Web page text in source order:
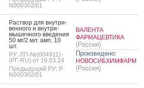
N000302/01
Рас­твор для внут­ри­
вен­но­го и внут­ри­
мышеч­но­го вве­дения
50 мг/2 мл: амп. 10
шт.
РУ: ЛП-№(004911)-
(РГ-RU) от 19.03.24
Предыдущий РУ: Р
N000302/01
ВАЛЕНТА
ФАРМАЦЕВТИКА
(Россия)
Произведено:
НОВОСИБХИМФАРМ
(Россия)